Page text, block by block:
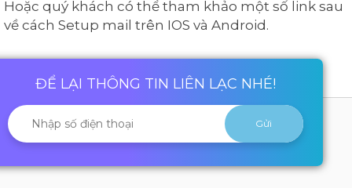
Hoặc quý khách có thể tham khảo một số link sau
về cách Setup mail trên IOS và Android.
ĐỂ LẠI THÔNG TIN LIÊN LẠC NHÉ!